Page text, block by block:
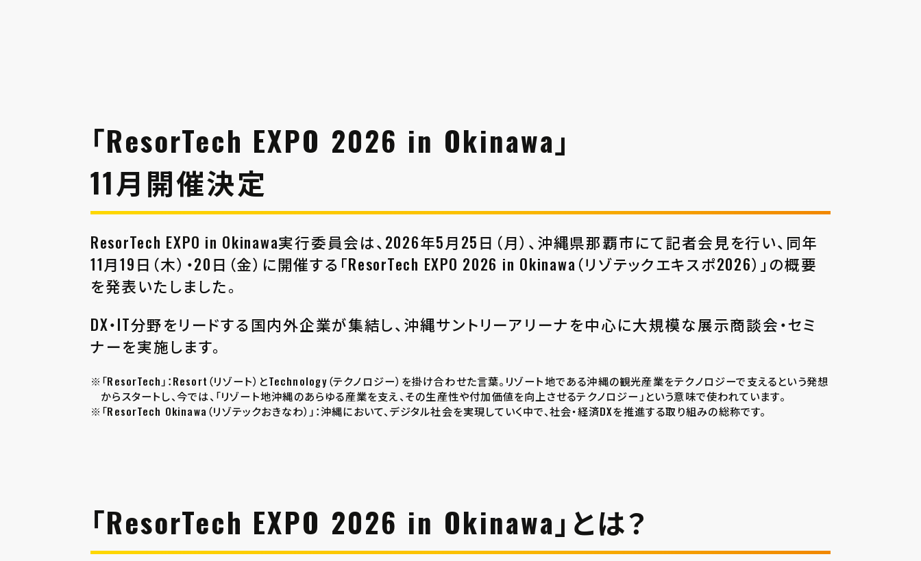
「ResorTech EXPO 2026 in Okinawa」
11月開催決定
ResorTech EXPO in Okinawa実行委員会は、2026年5月25日（月）、沖縄県那覇市にて記者会見を行い、同年
11月19日（木）・20日（金）に開催する「ResorTech EXPO 2026 in Okinawa（リゾテックエキスポ2026）」の概要
を発表いたしました。
DX・IT分野をリードする国内外企業が集結し、沖縄サントリーアリーナを中心に大規模な展示商談会・セミ
ナーを実施します。
※「ResorTech」：Resort（リゾート）とTechnology（テクノロジー）を掛け合わせた言葉。リゾート地である沖縄の観光産業をテクノロジーで支えるという発想
からスタートし、今では、「リゾート地沖縄のあらゆる産業を支え、その生産性や付加価値を向上させるテクノロジー」という意味で使われています。
※「ResorTech Okinawa（リゾテックおきなわ）」：沖縄において、デジタル社会を実現していく中で、社会・経済DXを推進する取り組みの総称です。
「ResorTech EXPO 2026 in Okinawa」とは？